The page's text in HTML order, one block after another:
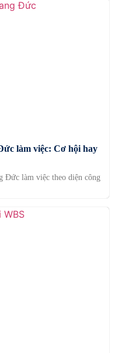
làm việc: Cơ hội hay
Đức làm việc theo diện công